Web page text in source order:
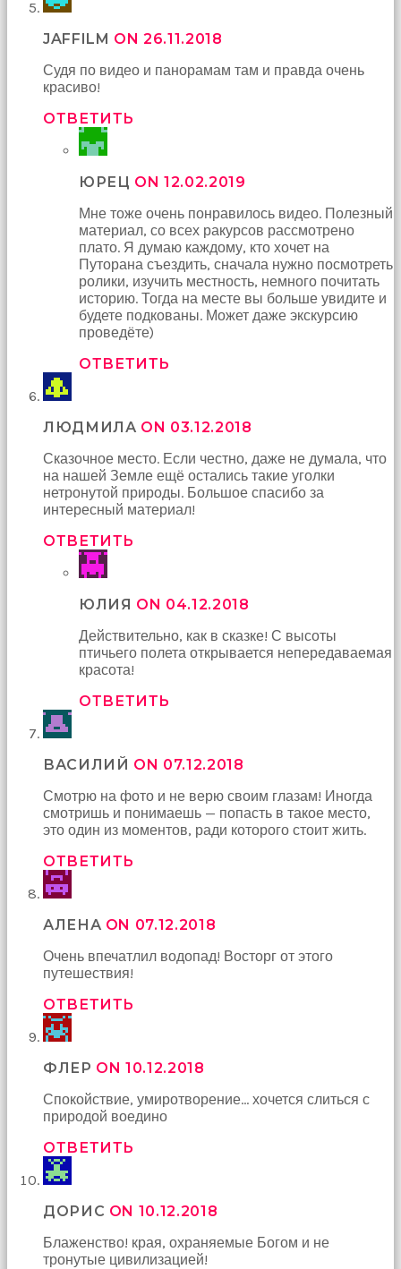
JAFFILM ON 26.11.2018
Судя по видео и панорамам там и правда очень
красиво!
ОТВЕТИТЬ
ЮРЕЦ ON 12.02.2019
Мне тоже очень понравилось видео. Полезный
материал, со всех ракурсов рассмотрено
плато. Я думаю каждому, кто хочет на
Путорана съездить, сначала нужно посмотреть
ролики, изучить местность, немного почитать
историю. Тогда на месте вы больше увидите и
будете подкованы. Может даже экскурсию
проведёте)
ОТВЕТИТЬ
ЛЮДМИЛА ON 03.12.2018
Сказочное место. Если честно, даже не думала, что
на нашей Земле ещё остались такие уголки
нетронутой природы. Большое спасибо за
интересный материал!
ОТВЕТИТЬ
ЮЛИЯ ON 04.12.2018
Действительно, как в сказке! С высоты
птичьего полета открывается непередаваемая
красота!
ОТВЕТИТЬ
ВАСИЛИЙ ON 07.12.2018
Смотрю на фото и не верю своим глазам! Иногда
смотришь и понимаешь — попасть в такое место,
это один из моментов, ради которого стоит жить.
ОТВЕТИТЬ
АЛЕНА ON 07.12.2018
Очень впечатлил водопад! Восторг от этого
путешествия!
ОТВЕТИТЬ
ФЛЕР ON 10.12.2018
Спокойствие, умиротворение… хочется слиться с
природой воедино
ОТВЕТИТЬ
ДОРИС ON 10.12.2018
Блаженство! края, охраняемые Богом и не
тронутые цивилизацией!